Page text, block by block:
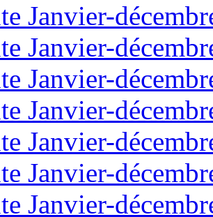
Janvier-
Janvier-
Janvier-
Janvier-
Janvier-
Janvier-
Janvier-